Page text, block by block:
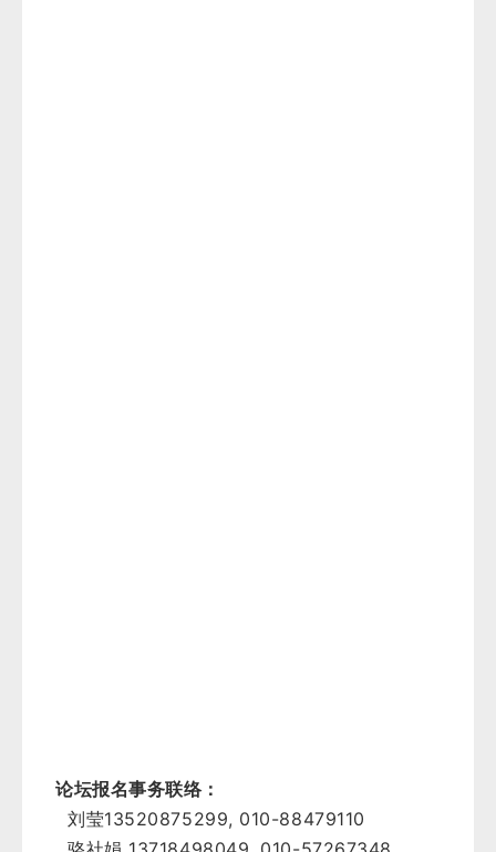
论坛报名事务联络：
刘莹13520875299, 010-88479110